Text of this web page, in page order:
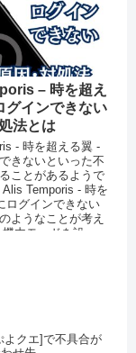
– 時を超え
グインできない
法とは
- 時を超える翼 -
きないといった不
ことがあるようで
Temporis - 時を
ログインできない
ようなことが考え
内モードを設...
よクエ]で不具合が